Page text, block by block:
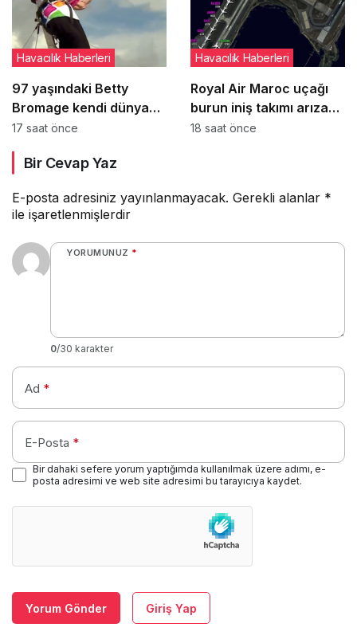
97 yaşındaki Betty
Bromage kendi dünya
rekorunu yeniden kırdı
Havacılık Haberleri
17 saat önce
Royal Air Maroc uçağı
burun iniş takımı arızası
nedeniyle pistte kaldı
Havacılık Haberleri
18 saat önce
Bir Cevap Yaz
E-posta adresiniz yayınlanmayacak. Gerekli alanlar *
ile işaretlenmişlerdir
YORUMUNUZ *
0/30 karakter
Ad *
E-Posta *
Bir dahaki sefere yorum yaptığımda kullanılmak üzere adımı, e-
posta adresimi ve web site adresimi bu tarayıcıya kaydet.
Yorum Gönder Giriş Yap